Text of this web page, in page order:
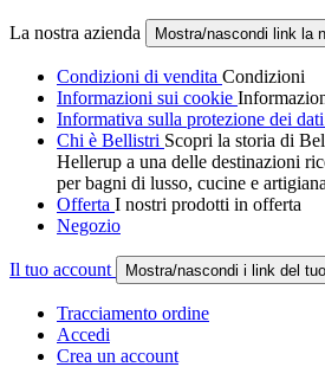
La nostra azienda Mostra/nascondi link la
Condizioni di vendita Condizioni
Informazioni sui cookie
Informativa sulla protezione dei
Chi è Bellistri Scopri la storia di
Hellerup a una delle destinazioni
per bagni di lusso, cucine e
Offerta I nostri prodotti in offerta
Negozio
Il tuo account Mostra/nascondi i link del
Tracciamento ordine
Accedi
Crea un account